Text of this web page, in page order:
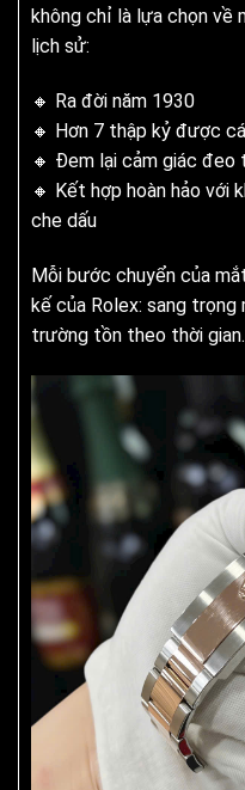
không chỉ là lựa chọn về
lịch sử:
🔸 Ra đời năm 1930
🔸 Hơn 7 thập kỷ được
🔸 Đem lại cảm giác
🔸 Kết hợp hoàn hảo với
che dấu
Mỗi bước chuyển của
kế của Rolex: sang
trường tồn theo thời gian.